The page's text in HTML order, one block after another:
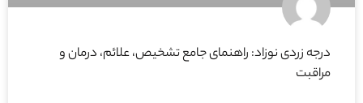
درجه زردی نوزاد: راهنمای جامع تشخیص، علائم، درمان و
مراقبت